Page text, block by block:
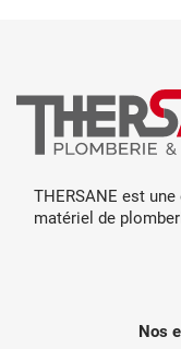
THERSANE est
matériel de
Nos